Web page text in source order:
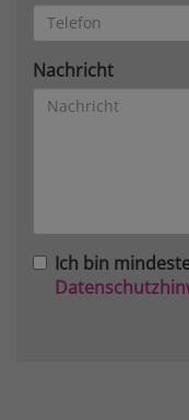
Nachricht
Ich bin